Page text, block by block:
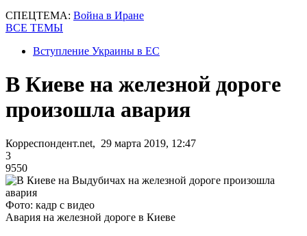
СПЕЦТЕМА: Война в Иране
ВСЕ ТЕМЫ
Вступление Украины в ЕС
В Киеве на железной дороге
произошла авария
Корреспондент.net, 29 марта 2019, 12:47
3
9550
Фото: кадр с видео
Авария на железной дороге в Киеве